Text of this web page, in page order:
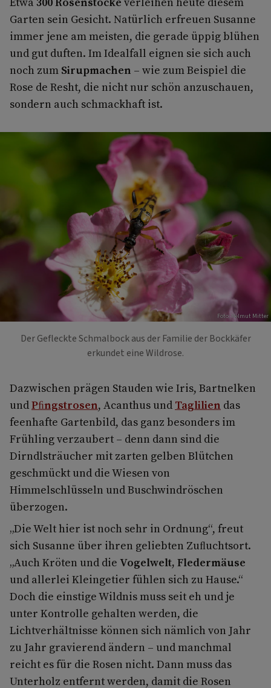
Garten sein Gesicht. Natürlich erfreuen Susanne
immer jene am meisten, die gerade üppig blühen
und gut duften. Im Idealfall eignen sie sich auch
noch zum Sirupmachen – wie zum Beispiel die
Rose de Resht, die nicht nur schön anzuschauen,
sondern auch schmackhaft ist.
Foto: Helmut Mitter
Der Gefleckte Schmalbock aus der Familie der Bockkäfer
erkundet eine Wildrose.
Dazwischen prägen Stauden wie Iris, Bartnelken
undPﬁngstrosen, Acanthus und Taglilien das
feenhafte Gartenbild, das ganz besonders im
Frühling verzaubert – denn dann sind die
Dirndlsträucher mit zarten gelben Blütchen
geschmückt und die Wiesen von
Himmelschlüsseln und Buschwindröschen
überzogen.
„Die Welt hier ist noch sehr in Ordnung“, freut
sich Susanne über ihren geliebten Zuﬂuchtsort.
„Auch Kröten und die Vogelwelt, Fledermäuse
und allerlei Kleingetier fühlen sich zu Hause.“
Doch die einstige Wildnis muss seit eh und je
unter Kontrolle gehalten werden, die
Lichtverhältnisse können sich nämlich von Jahr
zu Jahr gravierend ändern – und manchmal
reicht es für die Rosen nicht. Dann muss das
Unterholz entfernt werden, damit die Rosen